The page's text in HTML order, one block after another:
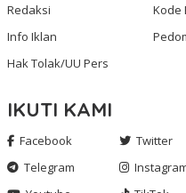
Redaksi
Kode
Info Iklan
Hak Tolak/UU Pers
IKUTI KAMI
Facebook
Twitter
Telegram